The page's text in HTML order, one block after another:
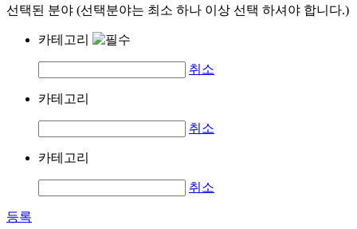
선택된 분야 (선택분야는 최소 하나 이상 선택 하셔야 합니다.)
카테고리
취소
카테고리
취소
카테고리
취소
등록